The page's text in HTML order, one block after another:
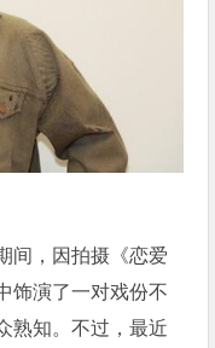
间，因拍摄《恋爱
饰演了一对戏份不
熟知。不过，最近